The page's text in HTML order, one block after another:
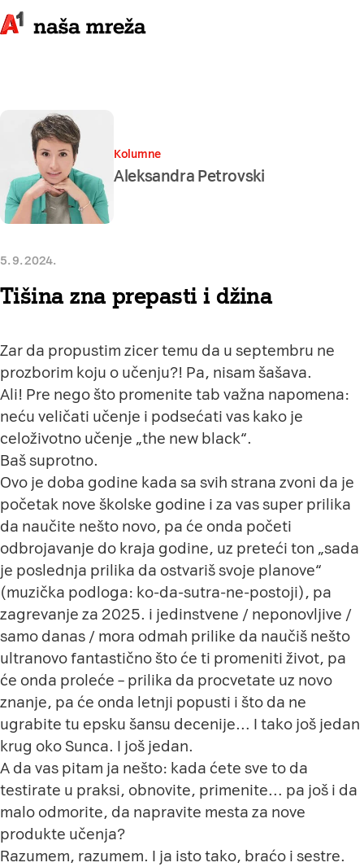
Kolumne
Aleksandra Petrovski
5. 9. 2024.
Tišina zna prepasti i džina
Zar da propustim zicer temu da u septembru ne
prozborim koju o učenju?! Pa, nisam šašava.
Ali! Pre nego što promenite tab važna napomena:
neću veličati učenje i podsećati vas kako je
celoživotno učenje „the new black“.
Baš suprotno.
Ovo je doba godine kada sa svih strana zvoni da je
početak nove školske godine i za vas super prilika
da naučite nešto novo, pa će onda početi
odbrojavanje do kraja godine, uz preteći ton „sada
je poslednja prilika da ostvariš svoje planove“
(muzička podloga: ko-da-sutra-ne-postoji), pa
zagrevanje za 2025. i jedinstvene / neponovljive /
samo danas / mora odmah prilike da naučiš nešto
ultranovo fantastično što će ti promeniti život, pa
će onda proleće – prilika da procvetate uz novo
znanje, pa će onda letnji popusti i što da ne
ugrabite tu epsku šansu decenije… I tako još jedan
krug oko Sunca. I još jedan.
A da vas pitam ja nešto: kada ćete sve to da
testirate u praksi, obnovite, primenite… pa još i da
malo odmorite, da napravite mesta za nove
produkte učenja?
Razumem, razumem. I ja isto tako, braćo i sestre.